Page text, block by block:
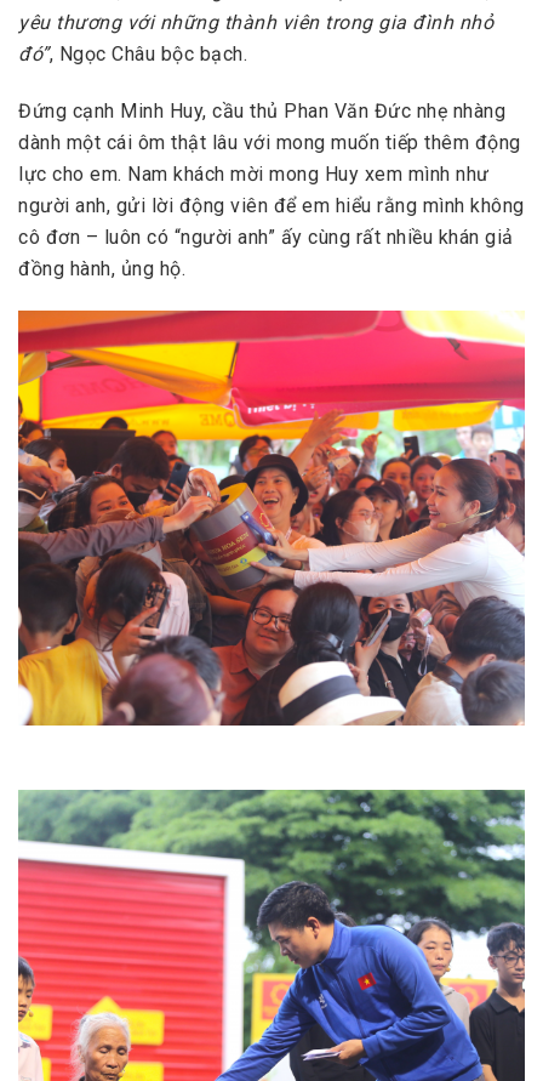
yêu thương với những thành viên trong gia đình nhỏ
đó”, Ngọc Châu bộc bạch.
Đứng cạnh Minh Huy, cầu thủ Phan Văn Đức nhẹ nhàng
dành một cái ôm thật lâu với mong muốn tiếp thêm động
lực cho em. Nam khách mời mong Huy xem mình như
người anh, gửi lời động viên để em hiểu rằng mình không
cô đơn – luôn có “người anh” ấy cùng rất nhiều khán giả
đồng hành, ủng hộ.